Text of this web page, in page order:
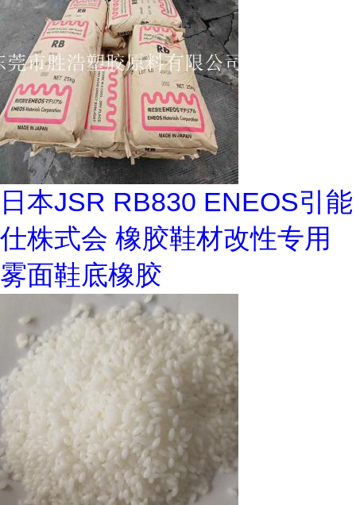
日本JSR RB830 ENEOS引能
仕株式会 橡胶鞋材改性专用
雾面鞋底橡胶